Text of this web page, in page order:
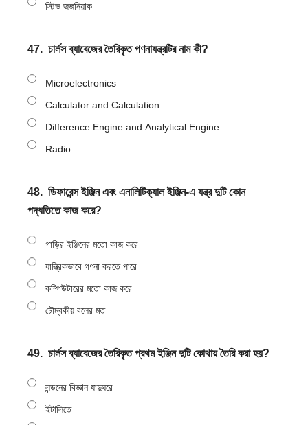
স্টিভ জজনিয়াক
47. চার্লস ব্যাবেজের তৈরিকৃত গণনাযন্ত্রটির নাম কী?
Microelectronics
Calculator and Calculation
Difference Engine and Analytical Engine
Radio
48. ডিফারেন্স ইঞ্জিন এবং এনালিটিক্যাল ইঞ্জিন-এ যন্ত্র দুটি কোন
পদ্ধতিতে কাজ করে?
গাড়ির ইঞ্জিনের মতো কাজ করে
যান্ত্রিকভাবে গণনা করতে পারে
কম্পিউটারের মতো কাজ করে
চৌম্বকীয় বলের মত
49. চার্লস ব্যাবেজের তৈরিকৃত প্রথম ইঞ্জিন দুটি কোথায় তৈরি করা হয়?
লন্ডনের বিজ্ঞান যাদুঘরে
ইটালিতে